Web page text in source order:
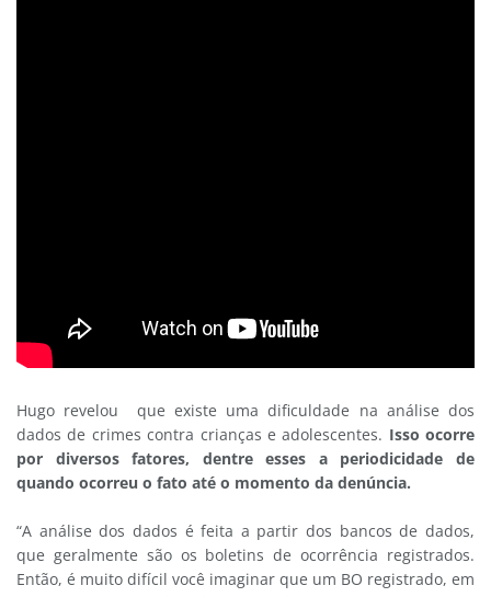
Hugo revelou que existe uma dificuldade na análise dos
dados de crimes contra crianças e adolescentes. Isso ocorre
por diversos fatores, dentre esses a periodicidade de
quando ocorreu o fato até o momento da denúncia.
“A análise dos dados é feita a partir dos bancos de dados,
que geralmente são os boletins de ocorrência registrados.
Então, é muito difícil você imaginar que um BO registrado, em